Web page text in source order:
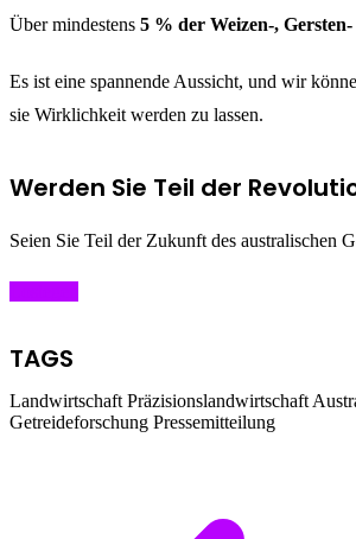
Über mindestens 5 % der Weizen-,
Es ist eine spannende Aussicht, und wir
sie Wirklichkeit werden zu lassen.
Werden Sie Teil der
Seien Sie Teil der Zukunft des australischen
TAGS
Landwirtschaft Präzisionslandwirtschaft
Getreideforschung Pressemitteilung